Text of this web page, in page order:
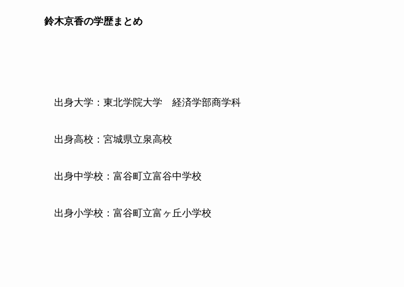
鈴木京香の学歴まとめ
出身大学：東北学院大学 経済学部商学科
出身高校：宮城県立泉高校
出身中学校：富谷町立富谷中学校
出身小学校：富谷町立富ヶ丘小学校